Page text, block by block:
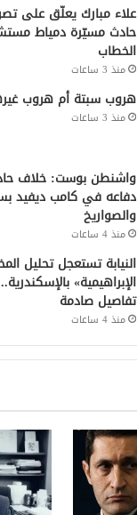
علاء مبارك يعلّق على
حادث مسيّرة دمياط
الخطاب
منذ 3 ساعات
هروب سبتة أم هروب
منذ 3 ساعات
واشنطن بوست: خلاف حاد
دفاعه في كامب ديفيد
والصواريخ
منذ 4 ساعات
النيابة تستعجل تحليل
الإبراهيمية»
تفاصيل صادمة
منذ 4 ساعات